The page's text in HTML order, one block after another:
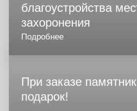
благоустройства
захоронения
Подробнее
При заказе
подарок!